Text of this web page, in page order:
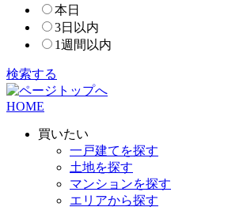
本日
3日以内
1週間以内
検索する
HOME
買いたい
一戸建てを探す
土地を探す
マンションを探す
エリアから探す